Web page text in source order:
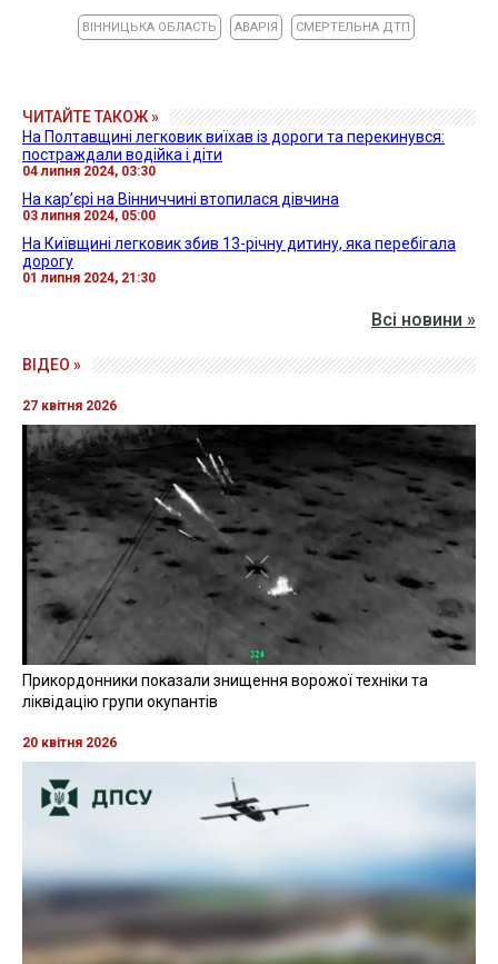
ВІННИЦЬКА ОБЛАСТЬ АВАРІЯ СМЕРТЕЛЬНА ДТП
ЧИТАЙТЕ ТАКОЖ »
На Полтавщині легковик виїхав із дороги та перекинувся:
постраждали водійка і діти
04 липня 2024, 03:30
На кар’єрі на Вінниччині втопилася дівчина
03 липня 2024, 05:00
На Київщині легковик збив 13-річну дитину, яка перебігала
дорогу
01 липня 2024, 21:30
Всі новини »
ВІДЕО »
27 квітня 2026
Прикордонники показали знищення ворожої техніки та
ліквідацію групи окупантів
20 квітня 2026